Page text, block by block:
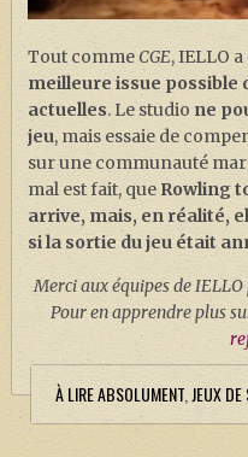
Tout comme CGE, IELLO
meilleure issue possible
actuelles. Le studio ne
jeu, mais essaie de
sur une communauté
mal est fait, que Rowling
arrive, mais, en réalité,
si la sortie du jeu était
Merci aux équipes de
Pour en apprendre plus
À LIRE ABSOLUMENT,JEUX DE